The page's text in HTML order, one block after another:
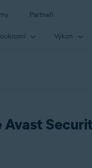
Partneři
Výkon